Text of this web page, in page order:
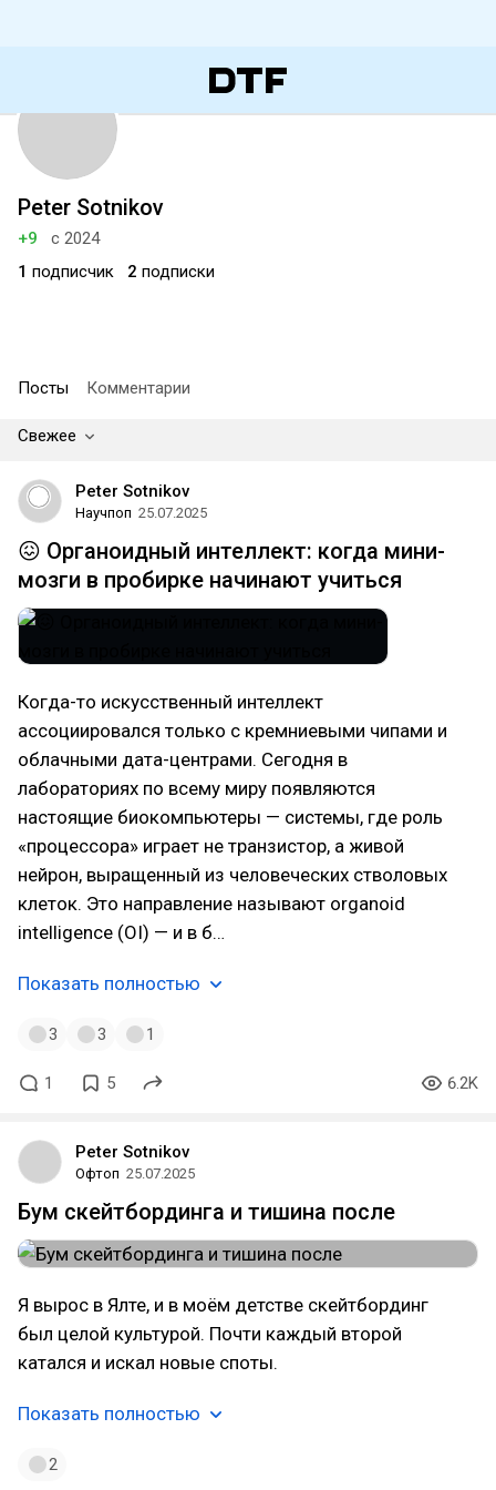
Peter Sotnikov
+9
с 2024
1 подписчик 2 подписки
Посты Комментарии
Свежее
Peter Sotnikov
Научпоп 25.07.2025
😖 Органоидный интеллект: когда мини-
мозги в пробирке начинают учиться
Когда-то искусственный интеллект
ассоциировался только с кремниевыми чипами и
облачными дата-центрами. Сегодня в
лабораториях по всему миру появляются
настоящие биокомпьютеры — системы, где роль
«процессора» играет не транзистор, а живой
нейрон, выращенный из человеческих стволовых
клеток. Это направление называют organoid
intelligence (OI) — и в б…
Показать полностью
3 3 1
1 5 6.2K
Peter Sotnikov
Офтоп 25.07.2025
Бум скейтбординга и тишина после
Я вырос в Ялте, и в моём детстве скейтбординг
был целой культурой. Почти каждый второй
катался и искал новые споты.
Показать полностью
2